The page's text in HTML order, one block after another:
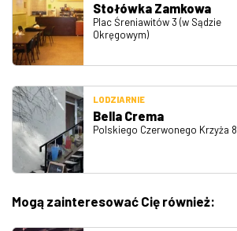
Stołówka Zamkowa
Plac Śreniawitów 3 (w Sądzie
Okręgowym)
LODZIARNIE
Bella Crema
Polskiego Czerwonego Krzyża 8
Mogą zainteresować Cię również: